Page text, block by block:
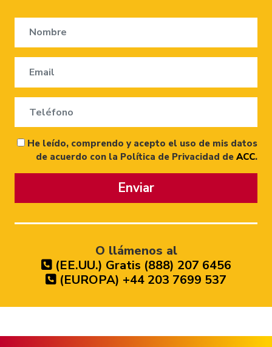
He leído, comprendo y acepto el uso de mis datos
de acuerdo con la Política de Privacidad de ACC.
Enviar
O llámenos al
(EE.UU.) Gratis (888) 207 6456
(EUROPA) +44 203 7699 537